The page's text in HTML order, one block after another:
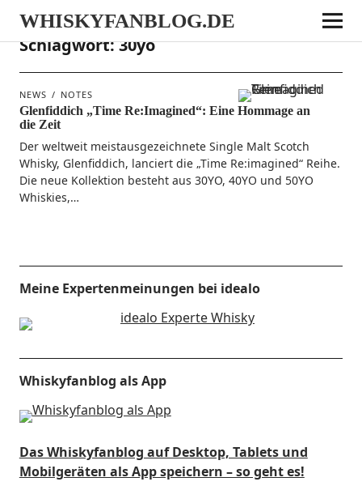
WHISKYFANBLOG.DE
Schlagwort:30yo
NEWS NOTES
Glenfiddich „Time Re:Imagined“: Eine Hommage an
die Zeit
Der welt­weit meist­aus­ge­zeich­ne­te Sin­gle Malt Scotch
Whis­ky, Glen­fid­dich, lan­ciert die „Time Re:imagined“ Rei­he.
Die neue Kol­lek­ti­on besteht aus 30YO, 40YO und 50YO
Whiskies,…
Meine Expertenmeinungen bei idealo
Whiskyfanblog als App
Das Whiskyfanblog auf Desktop, Tablets und
Mobilgeräten als App speichern – so geht es!